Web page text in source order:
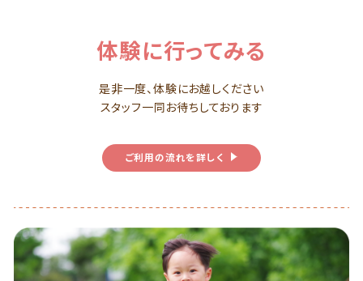
体験に行ってみる
是非一度、体験にお越しください
スタッフ一同お待ちしております
ご利用の流れを詳しく